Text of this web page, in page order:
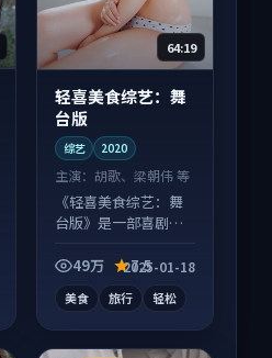
64:19
轻喜美食综艺：舞
台版
综艺 2020
主演： 胡歌、梁朝伟 等
《轻喜美食综艺：舞
台版》是一部喜剧向
层层推进，尾声常有
49万 7.5
2025-01-18
美食 旅行 轻松